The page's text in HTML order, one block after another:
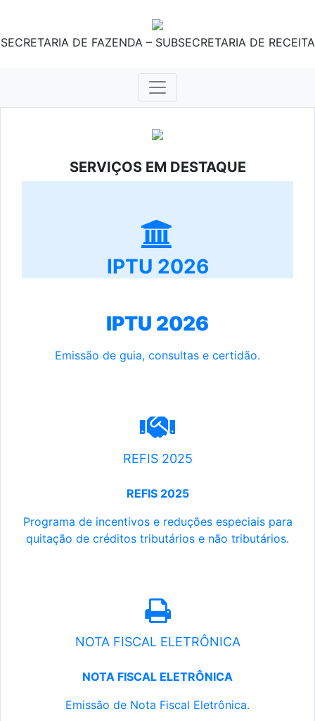
SECRETARIA DE FAZENDA – SUBSECRETARIA DE RECEITA
SERVIÇOS EM DESTAQUE
IPTU 2026
IPTU 2026
Emissão de guia, consultas e certidão.
REFIS 2025
REFIS 2025
Programa de incentivos e reduções especiais para
quitação de créditos tributários e não tributários.
NOTA FISCAL ELETRÔNICA
NOTA FISCAL ELETRÔNICA
Emissão de Nota Fiscal Eletrônica.